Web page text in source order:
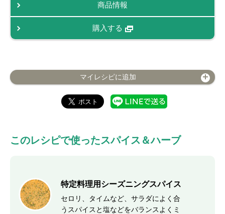
商品情報
購入する
マイレシピに追加
このレシピで使ったスパイス＆ハーブ
特定料理用シーズニングスパイス
セロリ、タイムなど、サラダによく合
うスパイスと塩などをバランスよくミ